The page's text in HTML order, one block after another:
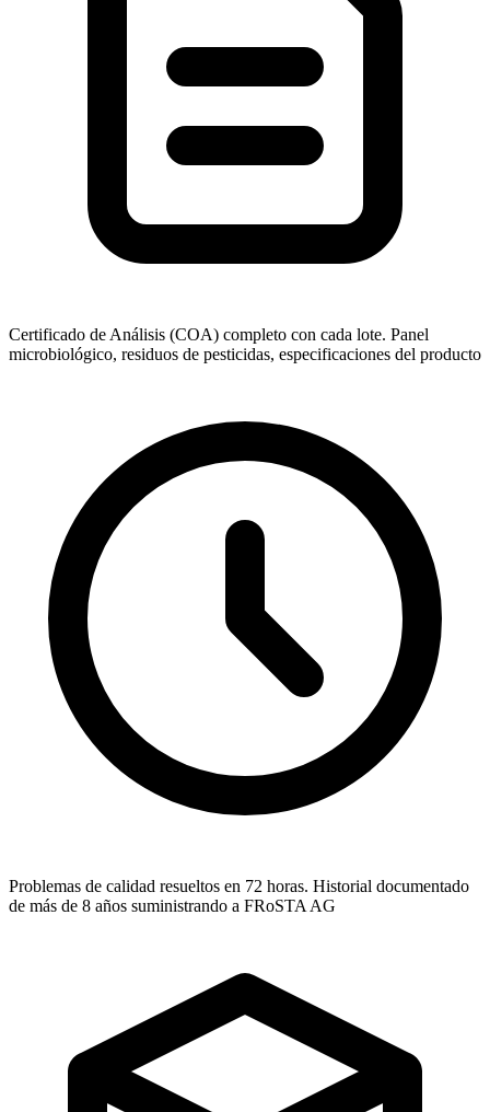
Certificado de Análisis (COA) completo con cada lote. Panel
microbiológico, residuos de pesticidas, especificaciones del producto
Problemas de calidad resueltos en 72 horas. Historial documentado
de más de 8 años suministrando a FRoSTA AG